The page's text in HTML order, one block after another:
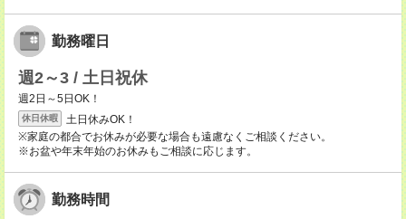
勤務曜日
週2～3 / 土日祝休
週2日～5日OK！
休日休暇
土日休みOK！
※家庭の都合でお休みが必要な場合も遠慮なくご相談ください。
※お盆や年末年始のお休みもご相談に応じます。
勤務時間